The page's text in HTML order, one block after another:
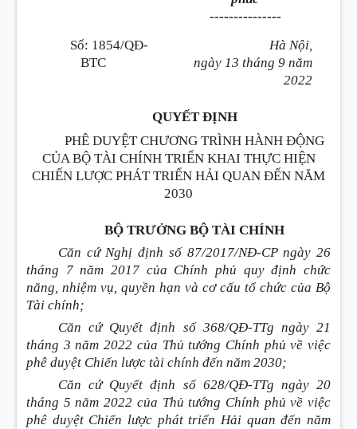
---------------
Số: 1854/QĐ-
BTC
Hà Nội,
ngày13 tháng 9năm
2022
QUYẾT ĐỊNH
PHÊ DUYỆT CHƯƠNG TRÌNH HÀNH ĐỘNG
CỦA BỘ TÀI CHÍNH TRIỂN KHAI THỰC HIỆN
CHIẾN LƯỢC PHÁT TRIỂN HẢI QUAN ĐẾN NĂM
2030
BỘ TRƯỞNG BỘ TÀI CHÍNH
Căn cứ Nghị định số 87/2017/NĐ-CP ngày 26
tháng 7 năm 2017 của Chính phủ quy định chức
năng, nhiệm vụ, quyền hạn và cơ cấu tổ chức của Bộ
Tài chính;
Căn cứ Quyết định số 368/QĐ-TTg ngày 21
tháng 3 năm 2022 của Thủ tướng Chính phủ vềviệc
phê duyệt Chiến lược tài chính đến năm 2030;
Căn cứ Quyết định số 628/QĐ-TTg ngày 20
tháng 5 năm 2022 của Thủ tướng Chính phủ về việc
phê duyệt Chiến lược phát triển Hải quan đến năm